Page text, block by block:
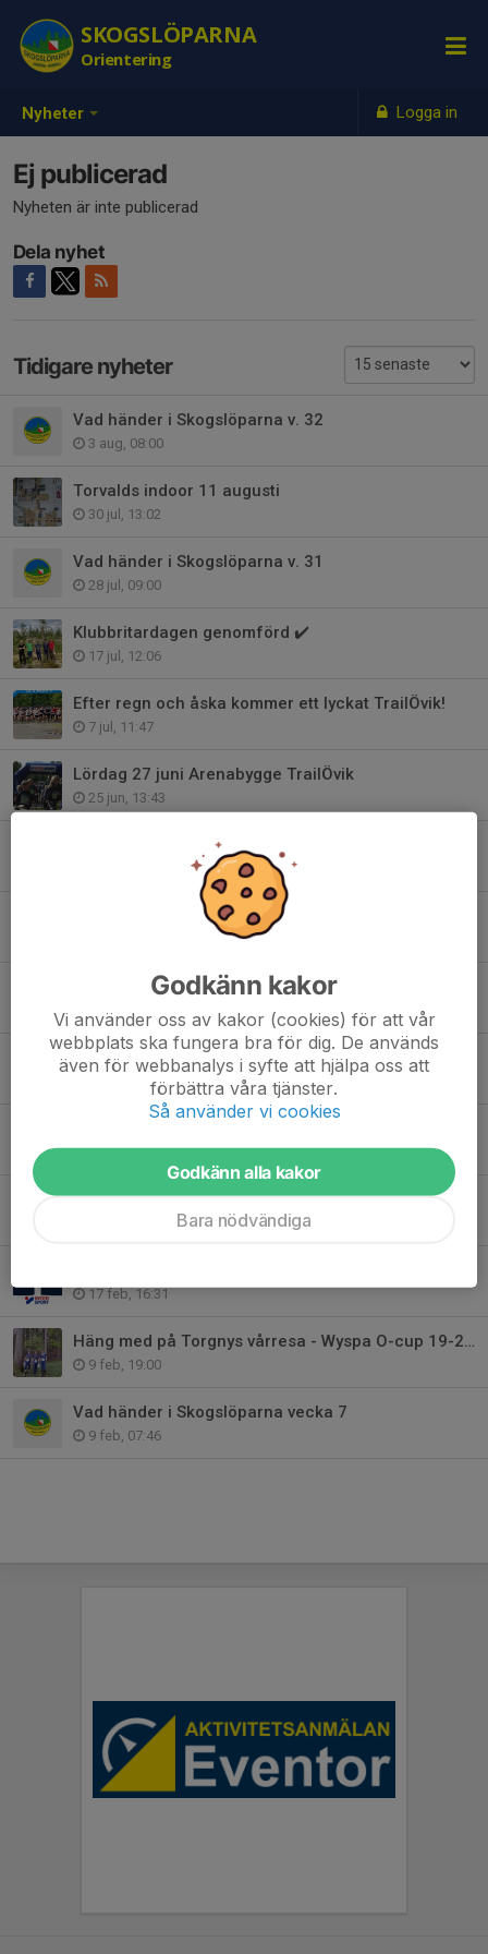
Nyheter Logga in
SKOGSLÖPARNA
Orientering
Ej publicerad
Nyheten är inte publicerad
Dela nyhet
Tidigare nyheter
Vad händer i Skogslöparna v. 32
3 aug, 08:00
Torvalds indoor 11 augusti
30 jul, 13:02
Vad händer i Skogslöparna v. 31
28 jul, 09:00
Klubbritardagen genomförd ✔️
17 jul, 12:06
Efter regn och åska kommer ett lyckat TrailÖvik!
7 jul, 11:47
Lördag 27 juni Arenabygge TrailÖvik
25 jun, 13:43
Vad händer i Skogslöparna v. 23
Vad händer i Skogslöparna v. 21
18 maj, 08:00
Vad händer i Skogslöparna V. 18
26 apr, 08:40
3 mar, 20:53
17 feb, 16:31
Häng med på Torgnys vårresa - Wyspa O-cup 19-24/3
9 feb, 19:00
Vad händer i Skogslöparna vecka 7
9 feb, 07:46
Godkänn kakor
Vi använder oss av kakor (cookies) för att vår
webbplats ska fungera bra för dig. De används
även för webbanalys i syfte att hjälpa oss att
förbättra våra tjänster.
Så använder vi cookies
Godkänn alla kakor
Bara nödvändiga